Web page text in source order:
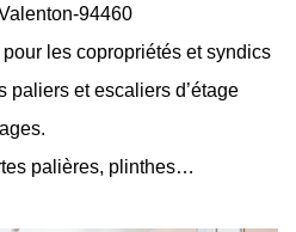
94460
les copropriétés et syndics
paliers et escaliers d’étage
palières, plinthes…